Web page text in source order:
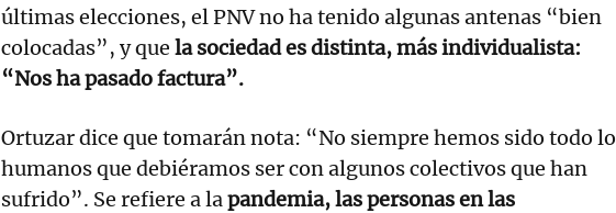
últimas elecciones, el PNV no ha tenido algunas antenas “bien
colocadas”, y que la sociedad es distinta, más individualista:
“Nos ha pasado factura”.
Ortuzar dice que tomarán nota: “No siempre hemos sido todo lo
humanos que debiéramos ser con algunos colectivos que han
sufrido”. Se refiere a lapandemia, las personas en las